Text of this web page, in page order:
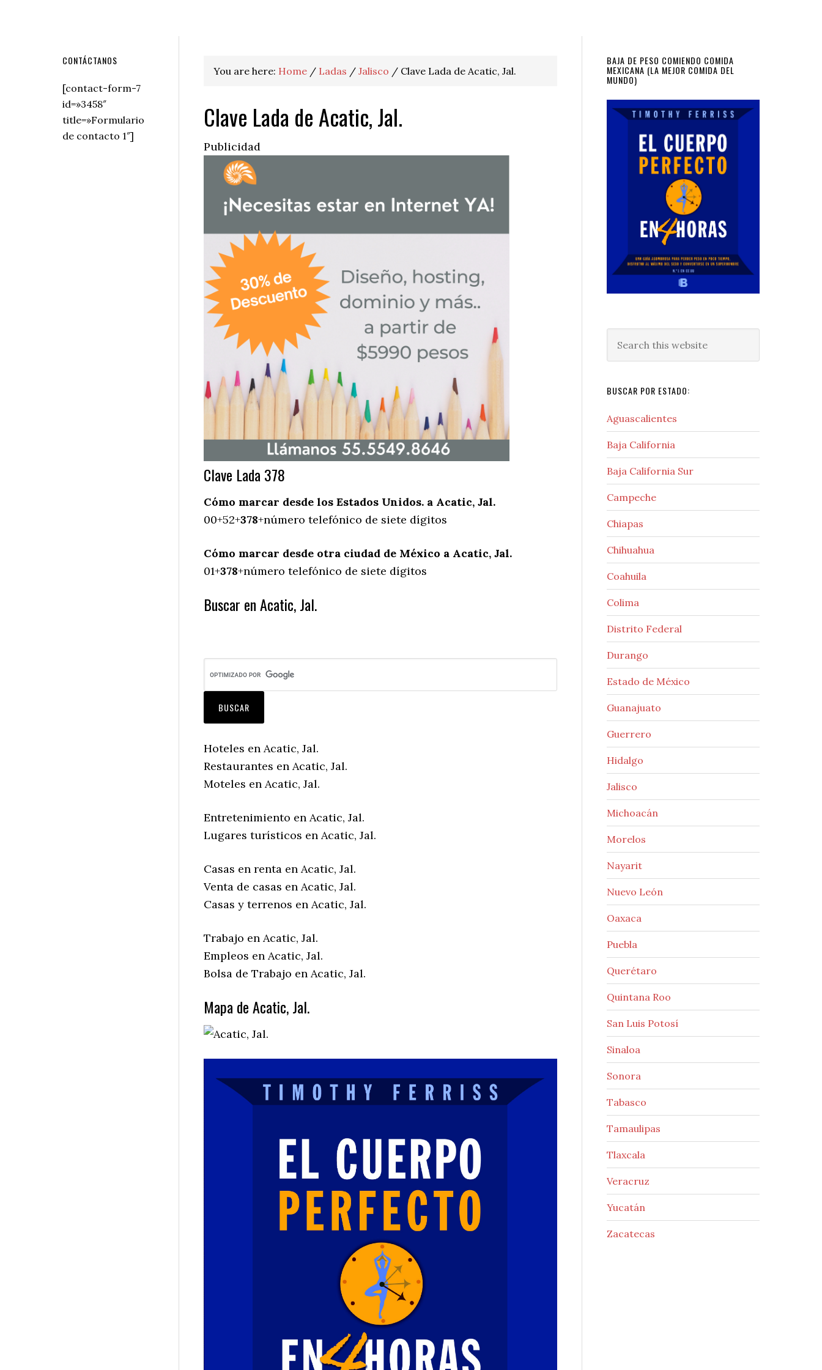
You are here: Home / Ladas / Jalisco / Clave Lada de Acatic, Jal.
Clave Lada de Acatic, Jal.
Publicidad
Clave Lada 378
Cómo marcar desde los Estados Unidos. a Acatic, Jal.
00+52+378+número telefónico de siete dígitos
Cómo marcar desde otra ciudad de México a Acatic, Jal.
01+378+número telefónico de siete dígitos
Buscar en Acatic, Jal.
Hoteles en Acatic, Jal.
Restaurantes en Acatic, Jal.
Moteles en Acatic, Jal.
Entretenimiento en Acatic, Jal.
Lugares turísticos en Acatic, Jal.
Casas en renta en Acatic, Jal.
Venta de casas en Acatic, Jal.
Casas y terrenos en Acatic, Jal.
Trabajo en Acatic, Jal.
Empleos en Acatic, Jal.
Bolsa de Trabajo en Acatic, Jal.
Mapa de Acatic, Jal.
Primary
Sidebar
BAJA DE PESO COMIENDO COMIDA
MEXICANA (LA MEJOR COMIDA DEL
MUNDO)
this
BUSCAR POR ESTADO:
Aguascalientes
Baja California
Baja California Sur
Campeche
Chiapas
Chihuahua
Coahuila
Colima
Distrito Federal
Durango
Estado de México
Guanajuato
Guerrero
Hidalgo
Jalisco
Michoacán
Morelos
Nayarit
Nuevo León
Oaxaca
Puebla
Querétaro
Quintana Roo
San Luis Potosí
Sinaloa
Sonora
Tabasco
Tamaulipas
Tlaxcala
Veracruz
Yucatán
Zacatecas
Secondary
Sidebar
CONTÁCTANOS
[contact-form-7
id=»3458″
title=»Formulario
de contacto 1″]